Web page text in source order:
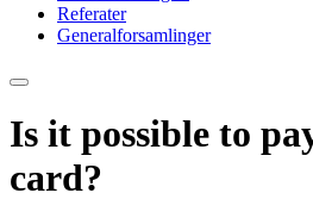
Referater
Generalforsamlinger
Is it possible to
card?